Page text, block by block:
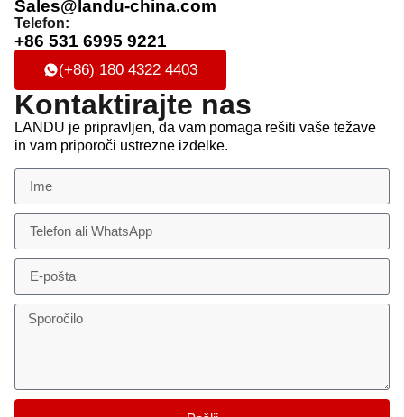
Sales@landu-china.com
Telefon:
+86 531 6995 9221
(+86) 180 4322 4403
Kontaktirajte nas
LANDU je pripravljen, da vam pomaga rešiti vaše težave
in vam priporoči ustrezne izdelke.